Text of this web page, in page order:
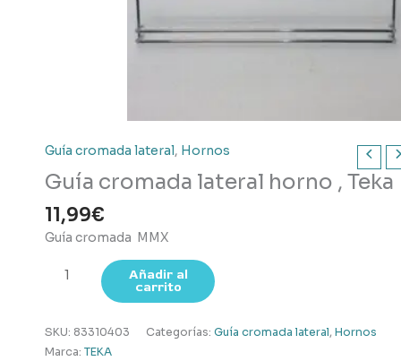
Guía cromada lateral, Hornos
Guía cromada lateral horno , Teka
11,99€
Guía cromada MMX
Guía
horno
,
Añadir al
carrito
SKU: 83310403 Categorías: Guía cromada lateral, Hornos
Marca: TEKA